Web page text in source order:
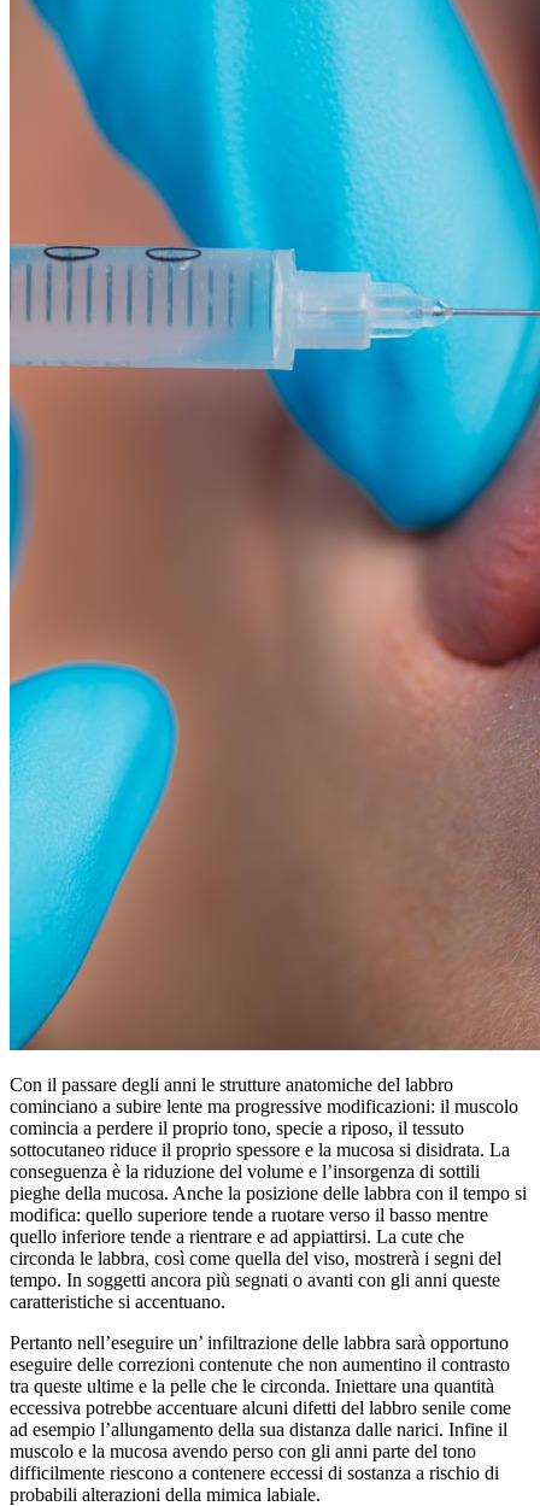
Con il passare degli anni le strutture anatomiche del labbro
cominciano a subire lente ma progressive modificazioni: il muscolo
comincia a perdere il proprio tono, specie a riposo, il tessuto
sottocutaneo riduce il proprio spessore e la mucosa si disidrata. La
conseguenza è la riduzione del volume e l’insorgenza di sottili
pieghe della mucosa. Anche la posizione delle labbra con il tempo si
modifica: quello superiore tende a ruotare verso il basso mentre
quello inferiore tende a rientrare e ad appiattirsi. La cute che
circonda le labbra, così come quella del viso, mostrerà i segni del
tempo. In soggetti ancora più segnati o avanti con gli anni queste
caratteristiche si accentuano.
Pertanto nell’eseguire un’ infiltrazione delle labbra sarà opportuno
eseguire delle correzioni contenute che non aumentino il contrasto
tra queste ultime e la pelle che le circonda. Iniettare una quantità
eccessiva potrebbe accentuare alcuni difetti del labbro senile come
ad esempio l’allungamento della sua distanza dalle narici. Infine il
muscolo e la mucosa avendo perso con gli anni parte del tono
difficilmente riescono a contenere eccessi di sostanza a rischio di
probabili alterazioni della mimica labiale.